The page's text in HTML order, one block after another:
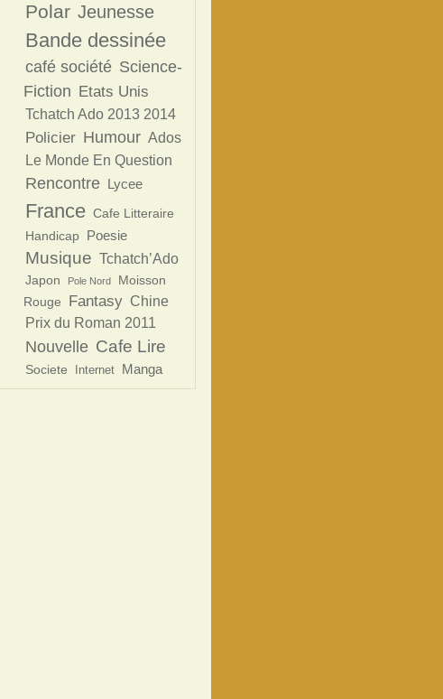
Polar Jeunesse
Bande dessinée
café société Science-
Fiction Etats Unis
Tchatch Ado 2013 2014
Policier Humour Ados
Le Monde En Question
Rencontre Lycee
France Cafe Litteraire
Handicap Poesie
Musique Tchatch’Ado
Japon Pole Nord
Moisson
Rouge
Fantasy Chine
Prix du Roman 2011
Nouvelle Cafe Lire
Societe Internet Manga